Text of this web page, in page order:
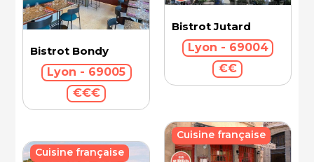
Bistrot Bondy
Lyon - 69005
€€€
Bistrot Jutard
Lyon - 69004
€€
Cuisine française
Cuisine française